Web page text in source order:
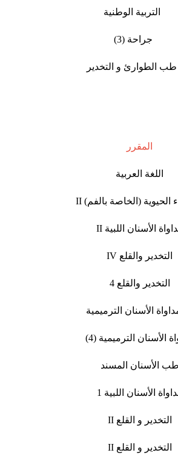
التربية الوطنية
جراحة(3)
طب الطوارئ و التخدير
المقرر
اللغة العربية
الحيوية (الخاصة بالفم) II
الأسنان اللبيةII
التخدير والقلع IV
التخدير والقلع 4
الأسنان الترميمية
الأسنان الترميمية (4)
طب الأسنان المسند
الأسنان اللبية 1
التخدير و القلعII
التخدير و القلعII